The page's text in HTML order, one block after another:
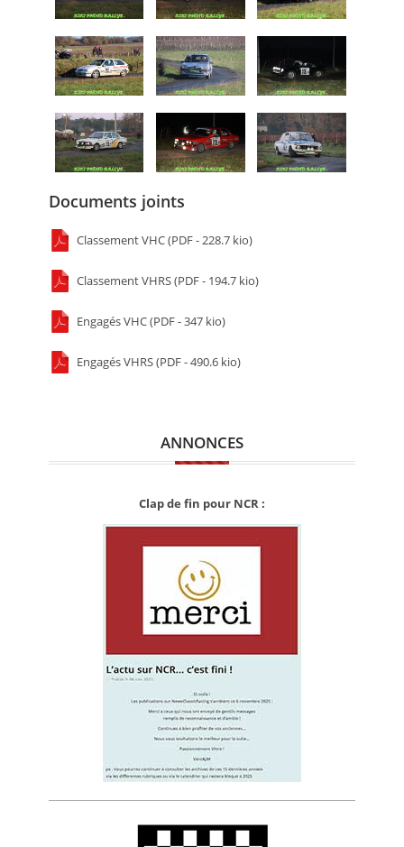
Documents joints
Classement VHC (PDF - 228.7 kio)
Classement VHRS (PDF - 194.7 kio)
Engagés VHC (PDF - 347 kio)
Engagés VHRS (PDF - 490.6 kio)
ANNONCES
Clap de fin pour NCR :